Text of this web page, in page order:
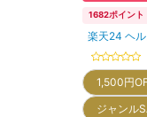
1682ポイント
楽天24 ヘ
1,500円
ジャンル